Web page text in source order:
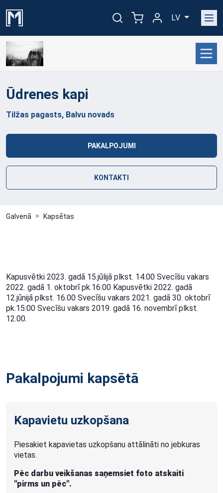
LV
Ūdrenes kapi
Tilžas pagasts, Balvu novads
PAKALPOJUMI
KONTAKTI
Galvenā Kapsētas
Kapusvētki 2023. gadā 15.jūlijā plkst. 14.00 Svecīšu vakars
2022. gadā 1. oktobrī pk.16:00 Kapusvētki 2022. gadā
12.jūnijā plkst. 16.00 Svecīšu vakars 2021. gadā 30. oktobrī
pk.15:00 Svecīšu vakars 2019. gadā 16. novembrī plkst.
12.00.
Pakalpojumi kapsētā
Kapavietu uzkopšana
Piesakiet kapavietas uzkopšanu attālināti no jebkuras
vietas.
Pēc darbu veikšanas saņemsiet foto atskaiti
"pirms un pēc".